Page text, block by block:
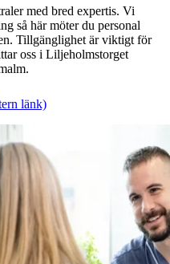
med bred expertis. Vi
så här möter du personal
Tillgänglighet är viktigt för
oss i Liljeholmstorget
länk)